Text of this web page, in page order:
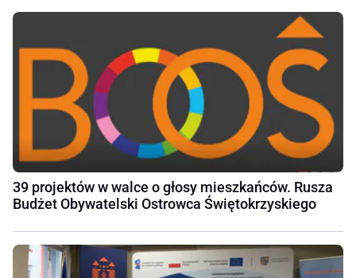
39 projektów w walce o głosy mieszkańców. Rusza
Budżet Obywatelski Ostrowca Świętokrzyskiego